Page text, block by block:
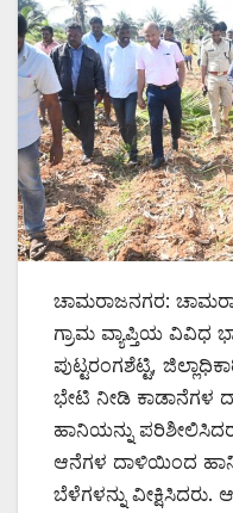
ಚಾಮರಾಜನಗರ:
ಗ್ರಾಮ ವ್ಯಾಪ್ತಿಯ ವಿವಿಧ
ಪುಟ್ಟರಂಗಶೆಟ್ಟಿ,
ಭೇಟಿ ನೀಡಿ ಕಾಡಾನೆಗಳ
ಹಾನಿಯನ್ನು
ಆನೆಗಳ ದಾಳಿಯಿಂದ
ಬೆಳೆಗಳನ್ನು